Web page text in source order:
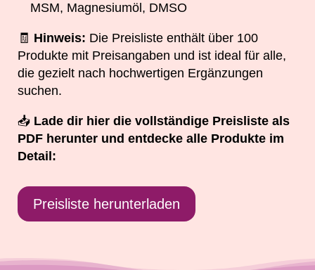
MSM, Magnesiumöl, DMSO
🧾 Hinweis: Die Preisliste enthält über 100
Produkte mit Preisangaben und ist ideal für alle,
die gezielt nach hochwertigen Ergänzungen
suchen.
📥 Lade dir hier die vollständige Preisliste als
PDF herunter und entdecke alle Produkte im
Detail:
Preisliste herunterladen